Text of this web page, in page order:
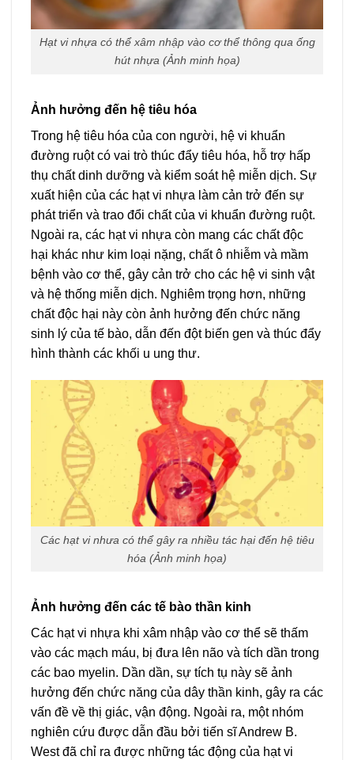
Hạt vi nhựa có thể xâm nhập vào cơ thể thông qua ống
hút nhựa (Ảnh minh họa)
Ảnh hưởng đến hệ tiêu hóa
Trong hệ tiêu hóa của con người, hệ vi khuẩn
đường ruột có vai trò thúc đẩy tiêu hóa, hỗ trợ hấp
thụ chất dinh dưỡng và kiểm soát hệ miễn dịch. Sự
xuất hiện của các hạt vi nhựa làm cản trở đến sự
phát triển và trao đổi chất của vi khuẩn đường ruột.
Ngoài ra, các hạt vi nhựa còn mang các chất độc
hại khác như kim loại nặng, chất ô nhiễm và mầm
bệnh vào cơ thể, gây cản trở cho các hệ vi sinh vật
và hệ thống miễn dịch. Nghiêm trọng hơn, những
chất độc hại này còn ảnh hưởng đến chức năng
sinh lý của tế bào, dẫn đến đột biến gen và thúc đẩy
hình thành các khối u ung thư.
Các hạt vi nhưa có thể gây ra nhiều tác hại đến hệ tiêu
hóa (Ảnh minh họa)
Ảnh hưởng đến các tế bào thần kinh
Các hạt vi nhựa khi xâm nhập vào cơ thể sẽ thấm
vào các mạch máu, bị đưa lên não và tích dần trong
các bao myelin. Dần dần, sự tích tụ này sẽ ảnh
hưởng đến chức năng của dây thần kinh, gây ra các
vấn đề về thị giác, vận động. Ngoài ra, một nhóm
nghiên cứu được dẫn đầu bởi tiến sĩAndrew B.
West đã chỉ ra được những tác động của hạt vi